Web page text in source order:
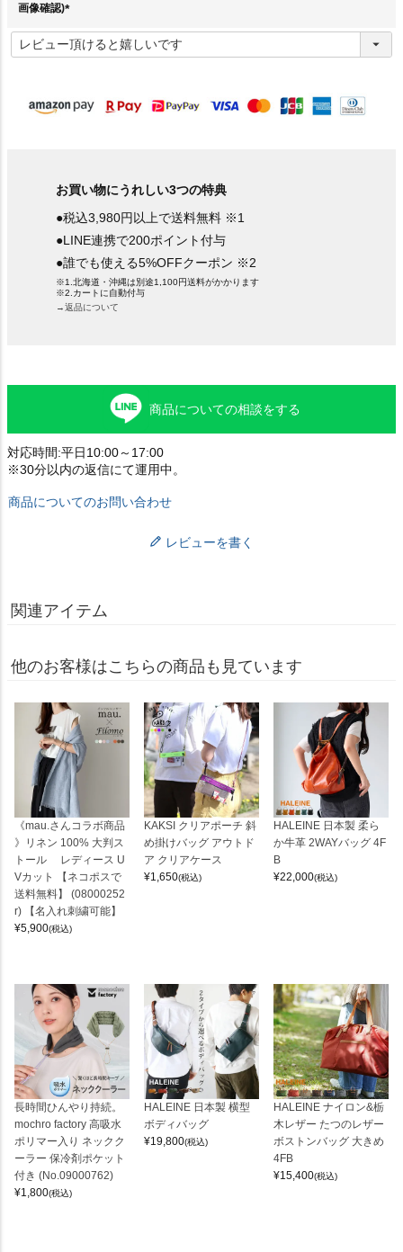
画像確認)
必
須
お買い物にうれしい3つの特典
●税込3,980円以上で送料無料 ※1
●LINE連携で200ポイント付与
●誰でも使える5%OFFクーポン ※2
※1.北海道・沖縄は別途1,100円送料がかかります
※2.カートに自動付与
→返品について
商品についての相談をする
対応時間:平日10:00～17:00
※30分以内の返信にて運用中。
商品についてのお問い合わせ
レビューを書く
関連アイテム
他のお客様はこちらの商品も見ています
《mau.さんコラボ商品
》リネン 100% 大判ス
トール レディース U
Vカット 【ネコポスで
送料無料】 (08000252
r) 【名入れ刺繍可能】
¥5,900(税込)
KAKSI クリアポーチ 斜
め掛けバッグ アウトド
ア クリアケース
¥1,650(税込)
HALEINE 日本製 柔ら
か牛革 2WAYバッグ 4F
B
¥22,000(税込)
長時間ひんやり持続。
mochro factory 高吸水
ポリマー入り ネックク
ーラー 保冷剤ポケット
付き (No.09000762)
¥1,800(税込)
HALEINE 日本製 横型
ボディバッグ
¥19,800(税込)
HALEINE ナイロン&栃
木レザー たつのレザー
ボストンバッグ 大きめ
4FB
¥15,400(税込)